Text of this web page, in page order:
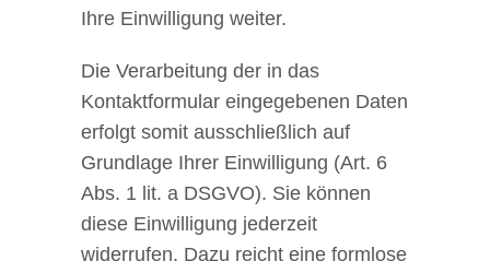
Ihre Einwilligung weiter.
Die Verarbeitung der in das
Kontaktformular eingegebenen Daten
erfolgt somit ausschließlich auf
Grundlage Ihrer Einwilligung (Art. 6
Abs. 1 lit. a DSGVO). Sie können
diese Einwilligung jederzeit
widerrufen. Dazu reicht eine formlose